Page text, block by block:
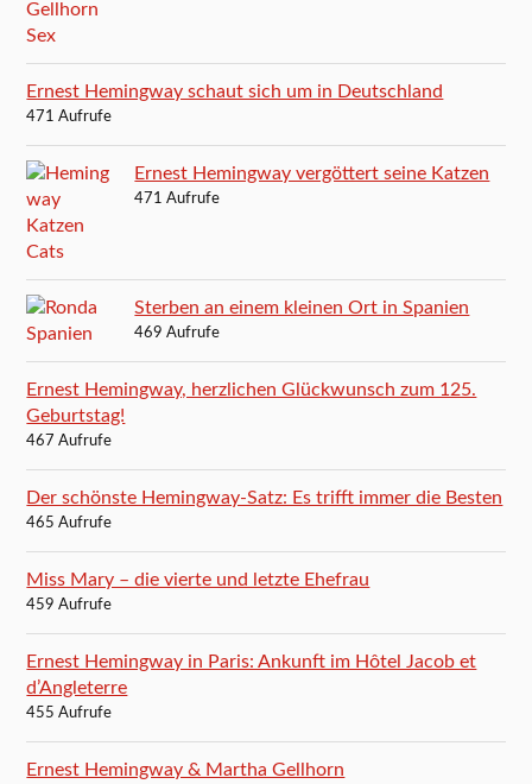
Ernest Hemingway schaut sich um in Deutschland
471 Aufrufe
Ernest Hemingway vergöttert seine Katzen
471 Aufrufe
Sterben an einem kleinen Ort in Spanien
469 Aufrufe
Ernest Hemingway, herzlichen Glückwunsch zum 125.
Geburtstag!
467 Aufrufe
Der schönste Hemingway-Satz: Es trifft immer die Besten
465 Aufrufe
Miss Mary – die vierte und letzte Ehefrau
459 Aufrufe
Ernest Hemingway in Paris: Ankunft im Hôtel Jacob et
d’Angleterre
455 Aufrufe
Ernest Hemingway & Martha Gellhorn